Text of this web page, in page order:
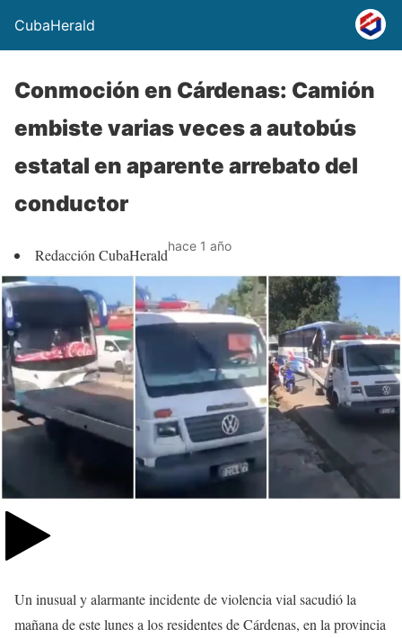
CubaHerald
Conmoción en Cárdenas: Camión
embiste varias veces a autobús
estatal en aparente arrebato del
conductor
Redacción CubaHeraldhace 1 año
Un inusual y alarmante incidente de violencia vial sacudió la
mañana de este lunes a los residentes de Cárdenas, en la provincia